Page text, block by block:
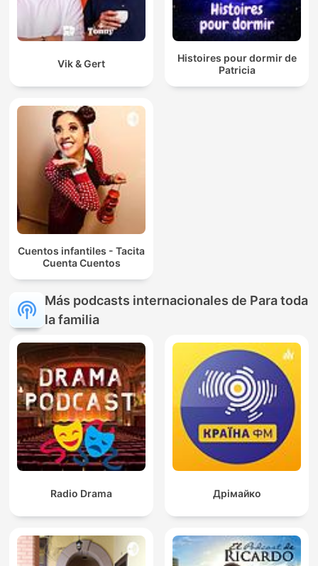
Vik & Gert
Histoires pour dormir de
Patricia
Cuentos infantiles - Tacita
Cuenta Cuentos
Más podcasts internacionales de Para toda
la familia
Radio Drama Дрімайко